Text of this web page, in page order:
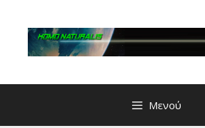
περιεχόμενο
Μενού